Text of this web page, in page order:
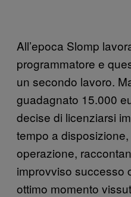
All’epoca Slomp
programmatore e
un secondo lavoro.
guadagnato 15.000
decise di licenziarsi
tempo a
operazione,
improvviso successo
ottimo momento